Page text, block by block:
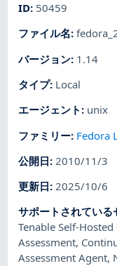
ID: 50459
ファイル名:
バージョン: 1.14
タイプ: Local
エージェント : unix
ファミリー: Fedora
公開日: 2010/11/3
更新日:2025/10/6
サポートされている
Tenable Self-
Assessment,
Assessment Agent,